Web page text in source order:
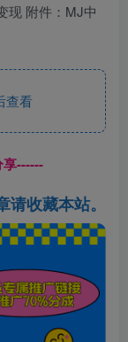
现 附件：MJ中
查看
------
收藏本站。